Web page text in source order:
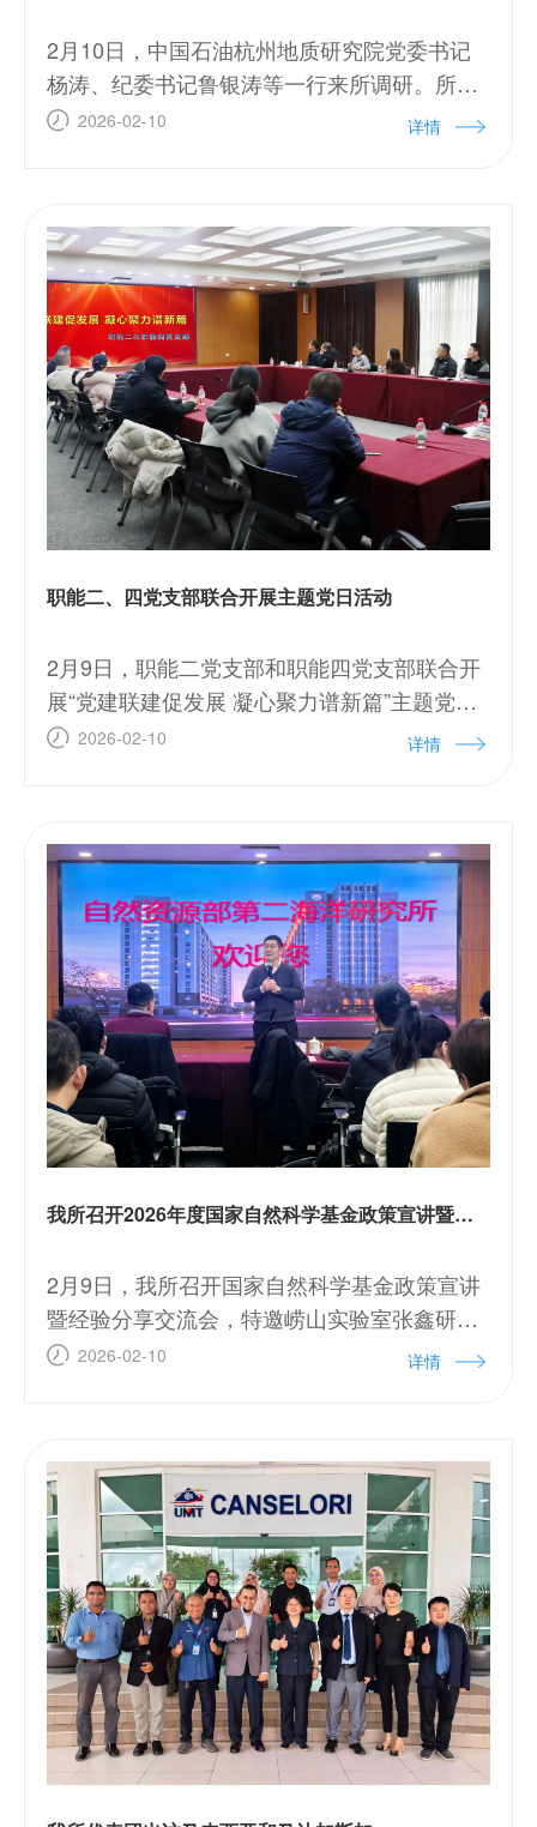
2月10日，中国石油杭州地质研究院党委书记
杨涛、纪委书记鲁银涛等一行来所调研。所长
方银霞接待调研组并主持座谈。方银霞所长对
较强的互补性，合作空间广阔。希望今后在数
据共享、技术研发、人才培养及国际标准制定
等方面建立务实合作机制，推动产学研深度融
合。杨涛书记表示，通过此次调研，全面了
2026-02-10 详情
职能二、四党支部联合开展主题党日活动
2月9日，职能二党支部和职能四党支部联合开
展“党建联建促发展 凝心聚力谱新篇”主题党日
活动，所纪委书记陈力及两个支部​全体党员参
2026-02-10 详情
我所召开2026年度国家自然科学基金政策宣讲暨经验交流会
2月9日，我所召开国家自然科学基金政策宣讲
暨经验分享交流会，特邀崂山实验室张鑫研究
员及我所海底科学实验室张涛研究员作分享报
2026-02-10 详情